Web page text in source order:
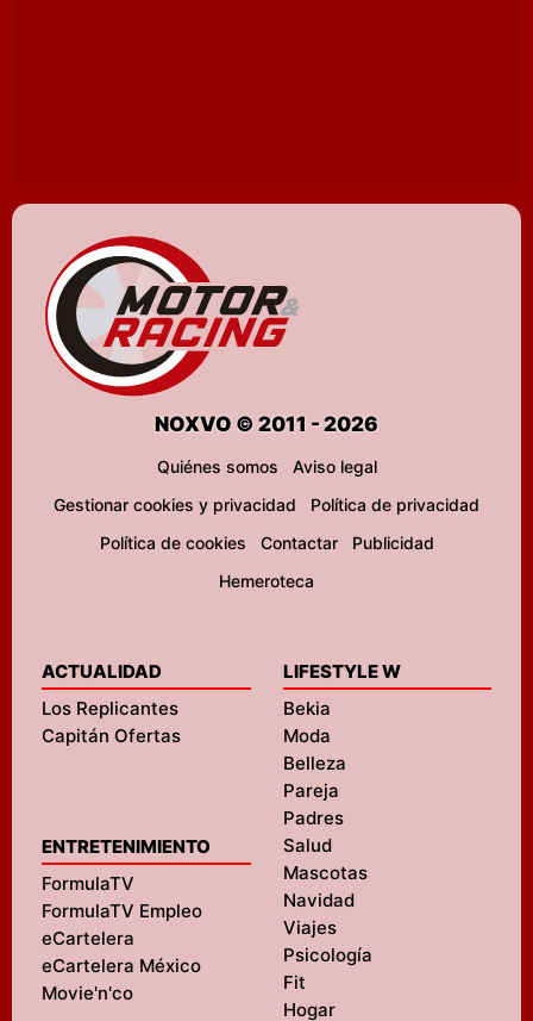
NOXVO © 2011 - 2026
Quiénes somos
Aviso legal
Gestionar cookies y privacidad
Política de privacidad
Política de cookies
Contactar
Publicidad
Hemeroteca
ACTUALIDAD
Los Replicantes
Capitán Ofertas
ENTRETENIMIENTO
FormulaTV
FormulaTV Empleo
eCartelera
eCartelera México
Movie'n'co
LIFESTYLE W
Bekia
Moda
Belleza
Pareja
Padres
Salud
Mascotas
Navidad
Viajes
Psicología
Fit
Hogar